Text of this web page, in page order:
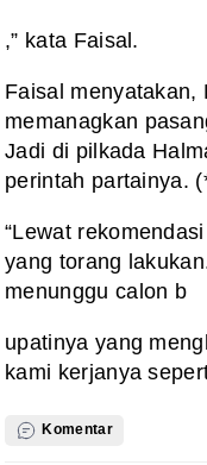
,” kata Faisal.
Faisal menyatakan,
memanagkan
Jadi di pilkada
perintah partainya.
“Lewat
yang torang
menunggu calon b
upatinya yang
kami kerjanya
Komentar